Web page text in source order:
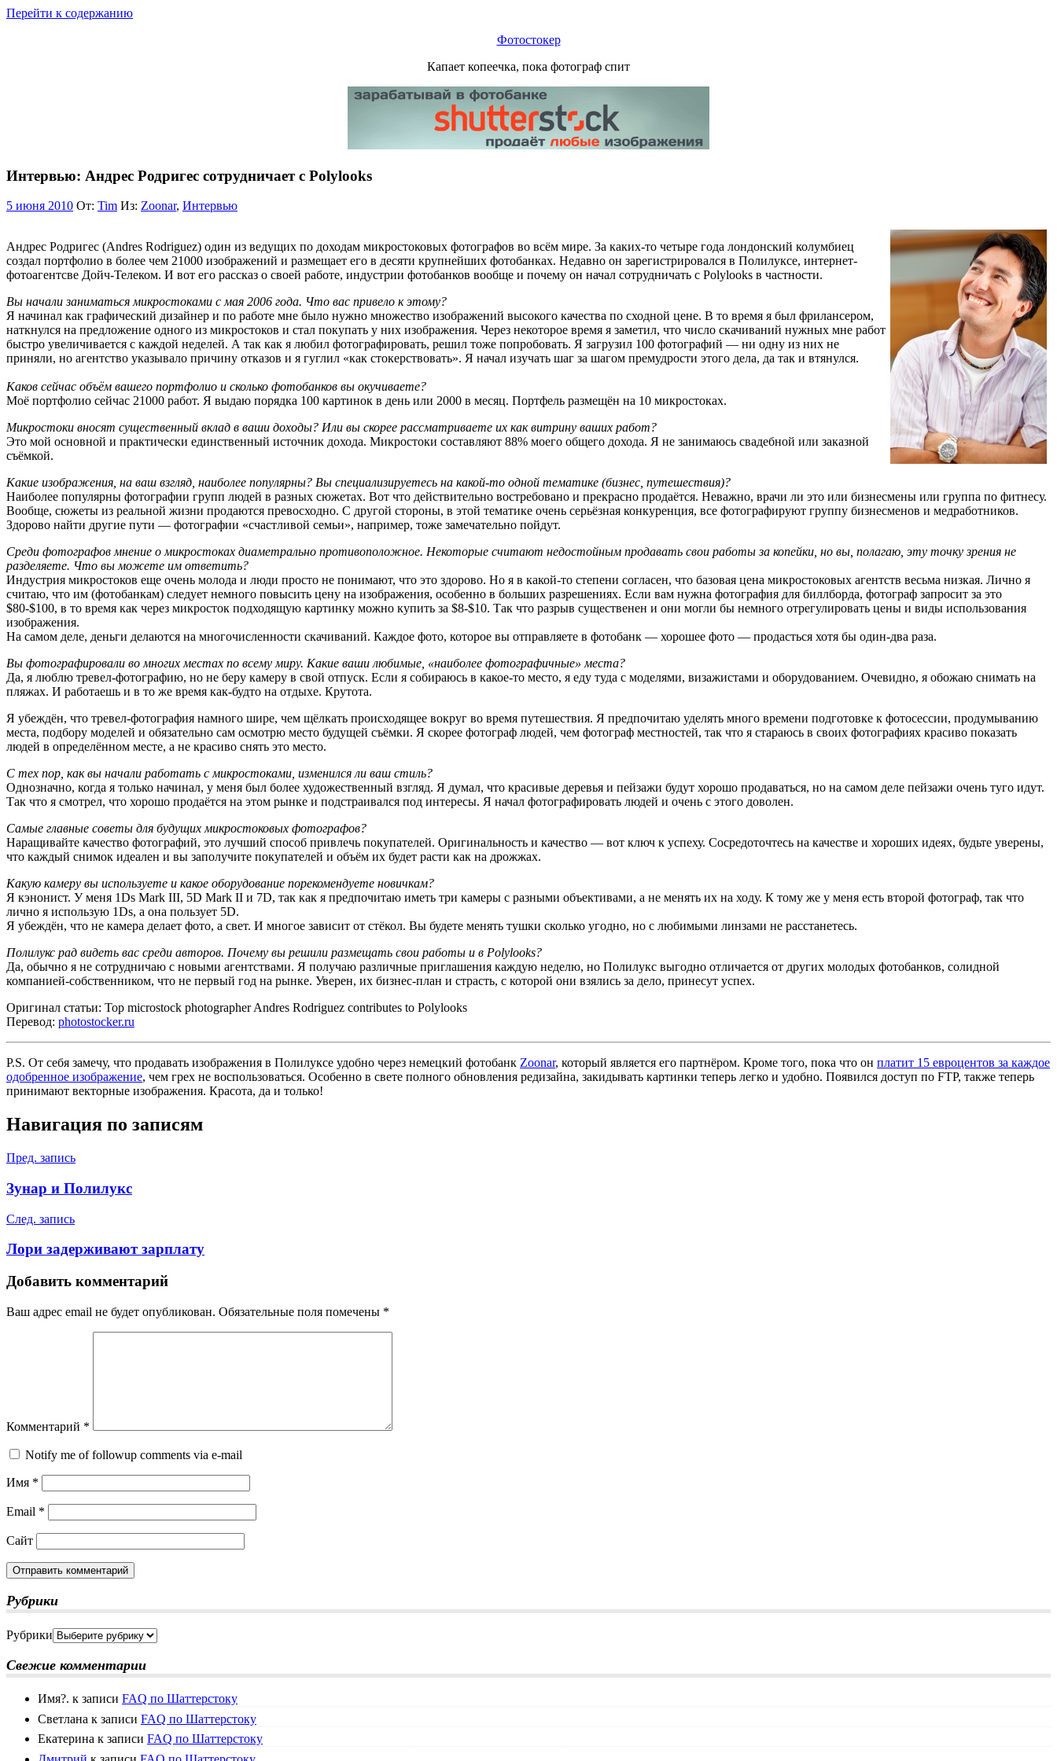
Перейти к содержанию
Фотостокер
Капает копеечка, пока фотограф спит
Интервью: Андрес Родригес сотрудничает с Polylooks
5 июня 2010 От: Tim Из: Zoonar, Интервью
Андрес Родригес (Andres Rodriguez) один из ведущих по доходам микростоковых фотографов во всём мире. За каких-то четыре года лондонский колумбиец
создал портфолио в более чем 21000 изображений и размещает его в десяти крупнейших фотобанках. Недавно он зарегистрировался в Полилуксе, интернет-
фотоагентсве Дойч-Телеком. И вот его рассказ о своей работе, индустрии фотобанков вообще и почему он начал сотрудничать с Polylooks в частности.
Вы начали заниматься микростоками с мая 2006 года. Что вас привело к этому?
Я начинал как графический дизайнер и по работе мне было нужно множество изображений высокого качества по сходной цене. В то время я был фрилансером,
наткнулся на предложение одного из микростоков и стал покупать у них изображения. Через некоторое время я заметил, что число скачиваний нужных мне работ
быстро увеличивается с каждой неделей. А так как я любил фотографировать, решил тоже попробовать. Я загрузил 100 фотографий — ни одну из них не
приняли, но агентство указывало причину отказов и я гуглил «как стокерствовать». Я начал изучать шаг за шагом премудрости этого дела, да так и втянулся.
Каков сейчас объём вашего портфолио и сколько фотобанков вы окучиваете?
Моё портфолио сейчас 21000 работ. Я выдаю порядка 100 картинок в день или 2000 в месяц. Портфель размещён на 10 микростоках.
Микростоки вносят существенный вклад в ваши доходы? Или вы скорее рассматриваете их как витрину ваших работ?
Это мой основной и практически единственный источник дохода. Микростоки составляют 88% моего общего дохода. Я не занимаюсь свадебной или заказной
съёмкой.
Какие изображения, на ваш взгляд, наиболее популярны? Вы специализируетесь на какой-то одной тематике (бизнес, путешествия)?
Наиболее популярны фотографии групп людей в разных сюжетах. Вот что действительно востребовано и прекрасно продаётся. Неважно, врачи ли это или бизнесмены или группа по фитнесу.
Вообще, сюжеты из реальной жизни продаются превосходно. С другой стороны, в этой тематике очень серьёзная конкуренция, все фотографируют группу бизнесменов и медработников.
Здорово найти другие пути — фотографии «счастливой семьи», например, тоже замечательно пойдут.
Среди фотографов мнение о микростоках диаметрально противоположное. Некоторые считают недостойным продавать свои работы за копейки, но вы, полагаю, эту точку зрения не
разделяете. Что вы можете им ответить?
Индустрия микростоков еще очень молода и люди просто не понимают, что это здорово. Но я в какой-то степени согласен, что базовая цена микростоковых агентств весьма низкая. Лично я
считаю, что им (фотобанкам) следует немного повысить цену на изображения, особенно в больших разрешениях. Если вам нужна фотография для биллборда, фотограф запросит за это
$80-$100, в то время как через микросток подходящую картинку можно купить за $8-$10. Так что разрыв существенен и они могли бы немного отрегулировать цены и виды использования
изображения.
На самом деле, деньги делаются на многочисленности скачиваний. Каждое фото, которое вы отправляете в фотобанк — хорошее фото — продасться хотя бы один-два раза.
Вы фотографировали во многих местах по всему миру. Какие ваши любимые, «наиболее фотографичные» места?
Да, я люблю тревел-фотографию, но не беру камеру в свой отпуск. Если я собираюсь в какое-то место, я еду туда с моделями, визажистами и оборудованием. Очевидно, я обожаю снимать на
пляжах. И работаешь и в то же время как-будто на отдыхе. Крутота.
Я убеждён, что тревел-фотография намного шире, чем щёлкать происходящее вокруг во время путешествия. Я предпочитаю уделять много времени подготовке к фотосессии, продумыванию
места, подбору моделей и обязательно сам осмотрю место будущей съёмки. Я скорее фотограф людей, чем фотограф местностей, так что я стараюсь в своих фотографиях красиво показать
людей в определённом месте, а не красиво снять это место.
С тех пор, как вы начали работать с микростоками, изменился ли ваш стиль?
Однозначно, когда я только начинал, у меня был более художественный взгляд. Я думал, что красивые деревья и пейзажи будут хорошо продаваться, но на самом деле пейзажи очень туго идут.
Так что я смотрел, что хорошо продаётся на этом рынке и подстраивался под интересы. Я начал фотографировать людей и очень с этого доволен.
Самые главные советы для будущих микростоковых фотографов?
Наращивайте качество фотографий, это лучший способ привлечь покупателей. Оригинальность и качество — вот ключ к успеху. Сосредоточтесь на качестве и хороших идеях, будьте уверены,
что каждый снимок идеален и вы заполучите покупателей и объём их будет расти как на дрожжах.
Какую камеру вы используете и какое оборудование порекомендуете новичкам?
Я кэнонист. У меня 1Ds Mark III, 5D Mark II и 7D, так как я предпочитаю иметь три камеры с разными объективами, а не менять их на ходу. К тому же у меня есть второй фотограф, так что
лично я использую 1Ds, а она пользует 5D.
Я убеждён, что не камера делает фото, а свет. И многое зависит от стёкол. Вы будете менять тушки сколько угодно, но с любимыми линзами не расстанетесь.
Полилукс рад видеть вас среди авторов. Почему вы решили размещать свои работы и в Polylooks?
Да, обычно я не сотрудничаю с новыми агентствами. Я получаю различные приглашения каждую неделю, но Полилукс выгодно отличается от других молодых фотобанков, солидной
компанией-собственником, что не первый год на рынке. Уверен, их бизнес-план и страсть, с которой они взялись за дело, принесут успех.
Оригинал статьи: Top microstock photographer Andres Rodriguez contributes to Polylooks
Перевод: photostocker.ru
P.S. От себя замечу, что продавать изображения в Полилуксе удобно через немецкий фотобанк Zoonar, который является его партнёром. Кроме того, пока что он платит 15 евроцентов за каждое
одобренное изображение, чем грех не воспользоваться. Особенно в свете полного обновления редизайна, закидывать картинки теперь легко и удобно. Появился доступ по FTP, также теперь
принимают векторные изображения. Красота, да и только!
Навигация по записям
Пред. запись
Зунар и Полилукс
След. запись
Лори задерживают зарплату
Добавить комментарий
Ваш адрес email не будет опубликован. Обязательные поля помечены *
Комментарий *
Notify me of followup comments via e-mail
Имя *
Email *
Сайт
Рубрики
Рубрики
Свежие комментарии
Имя?. к записи FAQ по Шаттерстоку
Светлана к записи FAQ по Шаттерстоку
Екатерина к записи FAQ по Шаттерстоку